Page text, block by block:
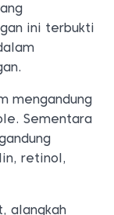
ini terbukti
mengandung
Sementara
retinol,
alangkah